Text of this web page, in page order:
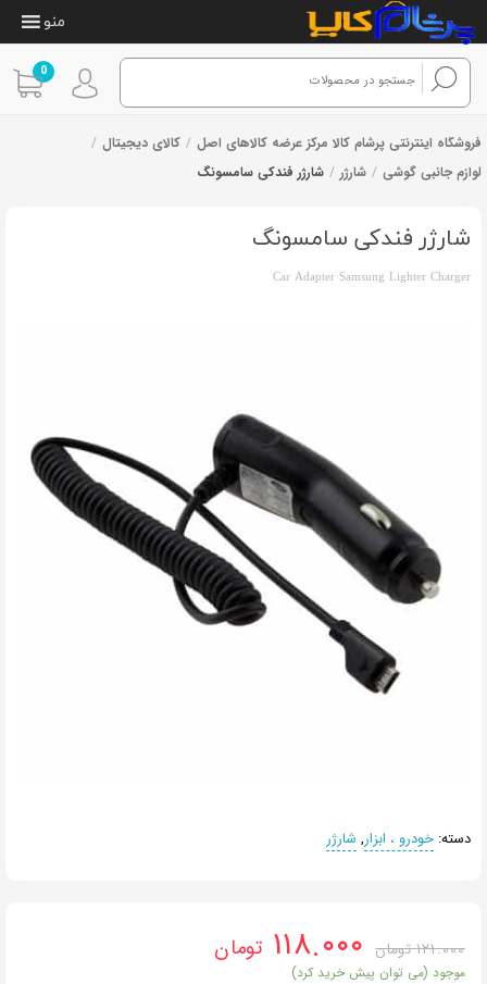
0
منو
فروشگاه اینترنتی پرشام کالا مرکز عرضه کالاهای اصل / کالای دیجیتال /
لوازم جانبی گوشی / شارژر / شارژر فندکی سامسونگ
شارژر فندکی سامسونگ
Car Adapter Samsung Lighter Charger
دسته: خودرو ، ابزار, شارژر
۱۲۱.۰۰۰ تومان ۱۱۸.۰۰۰ تومان
موجود (می توان پیش خرید کرد)